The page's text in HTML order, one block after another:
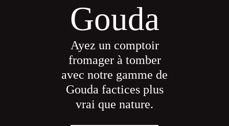
Gouda
Ayez un comptoir
fromager à tomber
avec notre gamme de
Gouda factices plus
vrai que nature.